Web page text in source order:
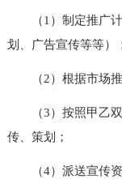
（1）制定推广计
划、广告宣传等等）
（2）根据市场推
（3）按照甲乙双
传、策划；
（4）派送宣传资